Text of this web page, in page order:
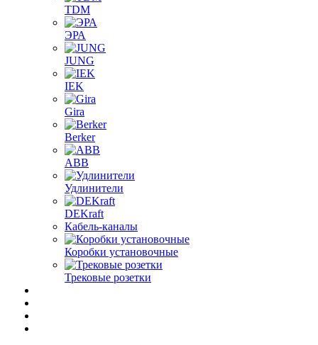
TDM
ЭРА
JUNG
IEK
Gira
Berker
ABB
Удлинители
DEKraft
Кабель-каналы
Коробки установочные
Трековые розетки